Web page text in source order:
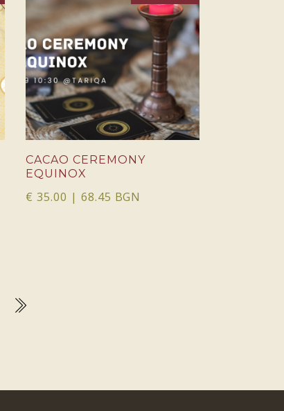
CACAO CEREMONY
EQUINOX
€ 35.00 | 68.45 BGN